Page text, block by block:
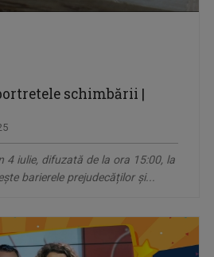
schimbării |
4 iulie, difuzată de la ora 15:00, la
barierele prejudecăților și...